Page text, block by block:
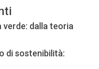
verde: dalla teoria
di sostenibilità: